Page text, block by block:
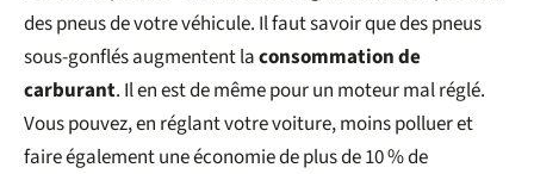
des pneus de votre véhicule. Il faut savoir que des pneus
sous-gonflés augmentent laconsommation de
carburant. Il en est de même pour un moteur mal réglé.
Vous pouvez, en réglant votre voiture, moins polluer et
faire également une économie de plus de 10 % de